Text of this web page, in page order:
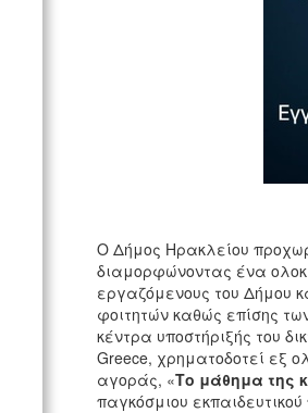
Ο Δήμος Ηρακλείου
διαμορφώνοντας ένα
εργαζόμενους του Δήμου
φοιτητών καθώς επίσης
κέντρα υποστήριξής του
Greece, χρηματοδοτεί εξ
αγοράς, «Το μάθημα της
παγκόσμιου